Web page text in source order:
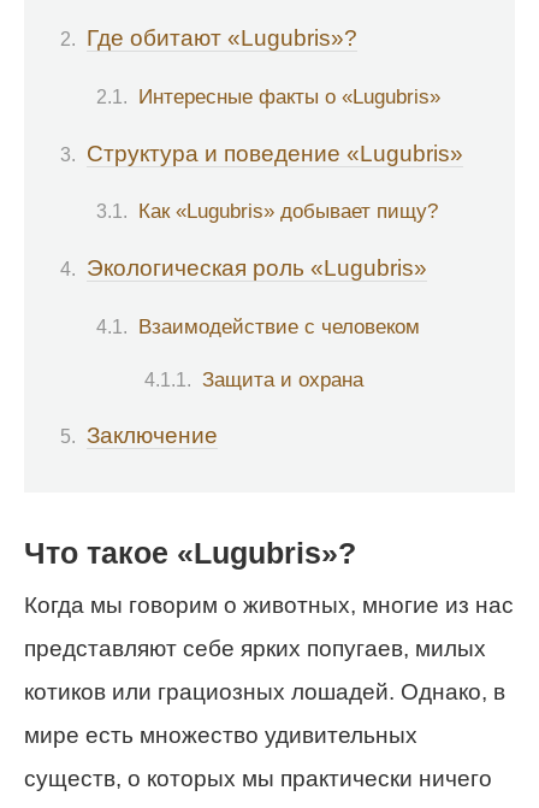
Где обитают «Lugubris»?
Интересные факты о «Lugubris»
Структура и поведение «Lugubris»
Как «Lugubris» добывает пищу?
Экологическая роль «Lugubris»
Взаимодействие с человеком
Защита и охрана
Заключение
Что такое «Lugubris»?
Когда мы говорим о животных, многие из нас
представляют себе ярких попугаев, милых
котиков или грациозных лошадей. Однако, в
мире есть множество удивительных
существ, о которых мы практически ничего